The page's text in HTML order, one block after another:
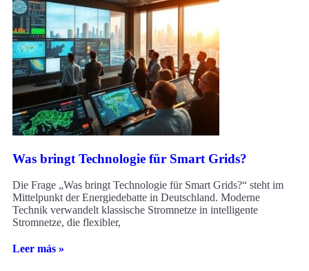
Was bringt Technologie für Smart Grids?
Die Frage „Was bringt Technologie für Smart Grids?“ steht im
Mittelpunkt der Energiedebatte in Deutschland. Moderne
Technik verwandelt klassische Stromnetze in intelligente
Stromnetze, die flexibler,
Leer más »